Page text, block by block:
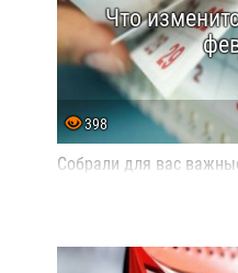
Что
398
Собрали для вас